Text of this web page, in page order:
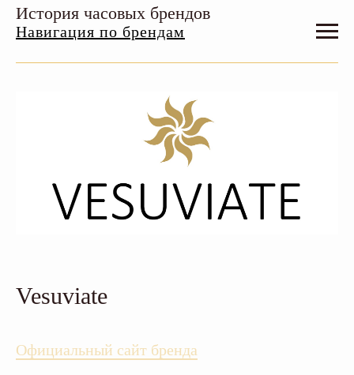
Навигация по брендам
История часовых брендов
Vesuviate
Официальный сайт бренда